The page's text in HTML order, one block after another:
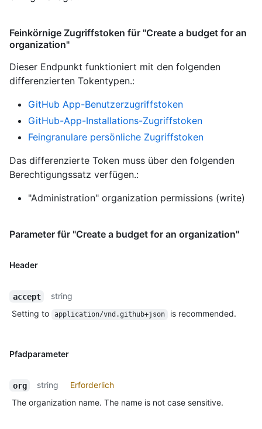
Feinkörnige Zugriffstoken für "Create a budget for an
organization"
Dieser Endpunkt funktioniert mit den folgenden
differenzierten Tokentypen.:
GitHub App-Benutzerzugriffstoken
GitHub-App-Installations-Zugriffstoken
Feingranulare persönliche Zugriffstoken
Das differenzierte Token muss über den folgenden
Berechtigungssatz verfügen.:
"Administration" organization permissions (write)
Parameter für "Create a budget for an organization"
Header
accept
string
Setting to
application/vnd.github+json is recommended.
Pfadparameter
org string
Erforderlich
The organization name. The name is not case sensitive.